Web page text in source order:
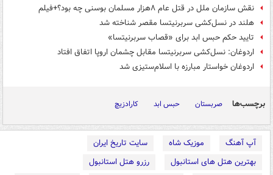
نقش سازمان ملل در قتل عام ۸هزار مسلمان بوسنی چه بود؟+فیلم
هلند در نسل‌کشی سربرنیتسا مقصر شناخته شد
تایید حکم حبس ابد برای «قصاب سربرنیتسا»
اردوغان: نسل‌کشی سربرنیتسا مقابل چشمان اروپا اتفاق افتاد
اردوغان خواستار مبارزه با اسلام‌ستیزی شد
برچسب‌ها صربستان حبس ابد کارادزیچ
آپ آهنگ موزیک شاه
سایت تاریخ ایران
بهترین هتل های استانبول
رزرو هتل استانبول